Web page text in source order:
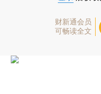
财新通会员
可畅读全文